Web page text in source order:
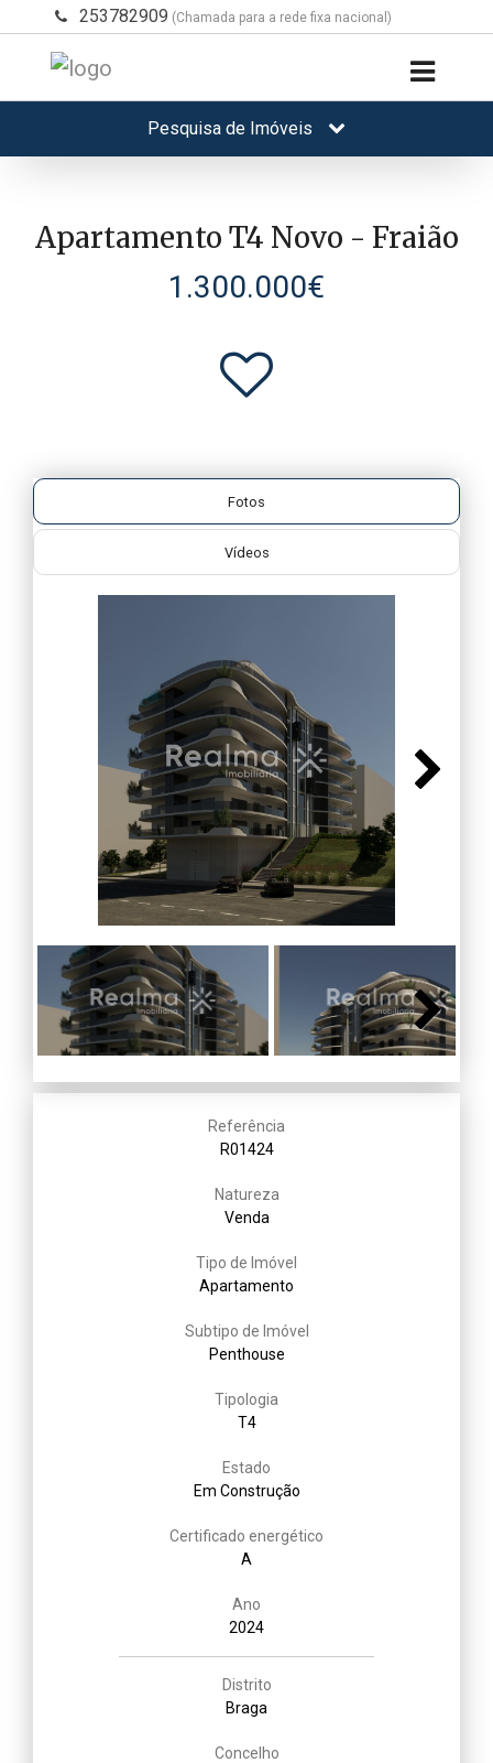
253782909 (Chamada para a rede fixa nacional)
Pesquisa de Imóveis
Apartamento T4 Novo - Fraião
1.300.000€
Fotos
Vídeos
Next
Referência
R01424
Natureza
Venda
Tipo de Imóvel
Apartamento
Subtipo de Imóvel
Penthouse
Tipologia
T4
Estado
Em Construção
Certificado energético
A
Ano
2024
Distrito
Braga
Concelho